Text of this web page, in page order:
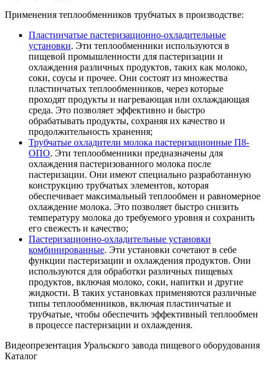
Применения теплообменников трубчатых в производстве:
Пластинчатые пастеризационно-охладительные
установки. Эти теплообменники используются в
пищевой промышленности для пастеризации и
охлаждения различных продуктов, таких как молоко,
соки, соусы и прочее. Они состоят из множества
пластинчатых теплообменников, через которые
проходят продукты и нагревающая или охлаждающая
среда. Это позволяет эффективно и быстро
обрабатывать продукты, сохраняя их качество и
продолжительность хранения;
Трубчатые охладители молока пастеризационные П8-
ОПО. Эти теплообменники предназначены для
охлаждения пастеризованного молока после
пастеризации. Они имеют специально разработанную
конструкцию трубчатых элементов, которая
обеспечивает максимальный теплообмен и равномерное
охлаждение молока. Это позволяет быстро снизить
температуру молока до требуемого уровня и сохранить
его свежесть и качество;
Пастеризационно-охладительные установки
комбинированные. Эти установки сочетают в себе
функции пастеризации и охлаждения продуктов. Они
используются для обработки различных пищевых
продуктов, включая молоко, соки, напитки и другие
жидкости. В таких установках применяются различные
типы теплообменников, включая пластинчатые и
трубчатые, чтобы обеспечить эффективный теплообмен
в процессе пастеризации и охлаждения.
Видеопрезентация Уральского завода пищевого оборудования
Каталог